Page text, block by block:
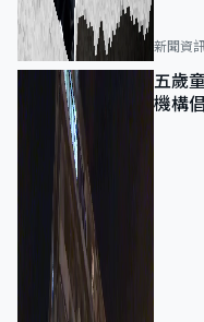
新聞資
五歲
機構